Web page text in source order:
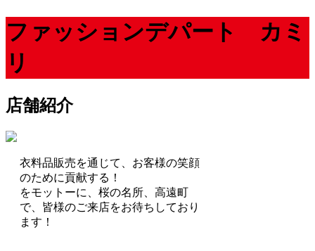
ファッションデパート カミ
リ
店舗紹介
衣料品販売を通じて、お客様の笑顔
のために貢献する！
をモットーに、桜の名所、高遠町
で、皆様のご来店をお待ちしており
ます！